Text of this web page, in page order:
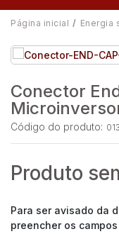
Página inicial Energia
Conector
Código do produto:
Produto
Para ser avisado da
preencher os